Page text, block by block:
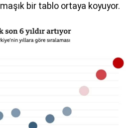
bir tablo ortaya koyuyor.